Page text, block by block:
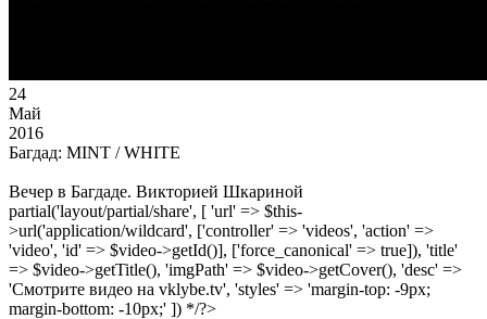
24
Май
2016
Багдад: MINT / WHITE
Вечер в Багдаде. Викторией Шкариной
partial('layout/partial/share', [ 'url' => $this-
>url('application/wildcard', ['controller' => 'videos', 'action' =>
'video', 'id' => $video->getId()], ['force_canonical' => true]), 'title'
=> $video->getTitle(), 'imgPath' => $video->getCover(), 'desc' =>
'Смотрите видео на vklybe.tv', 'styles' => 'margin-top: -9px;
margin-bottom: -10px;' ]) */?>